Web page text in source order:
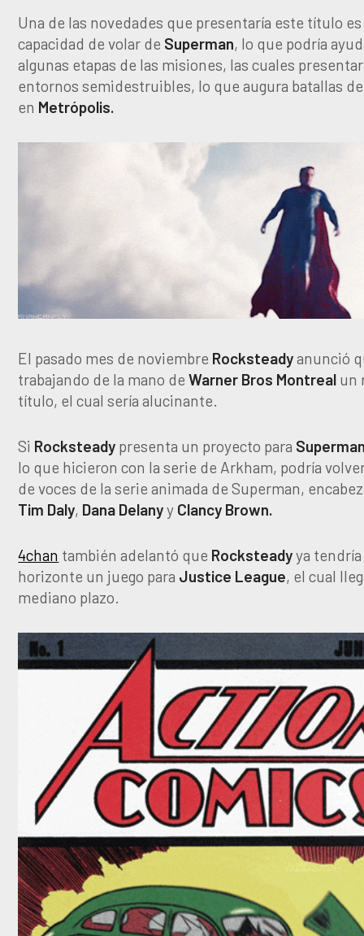
Una de las novedades que presentaría este título
capacidad de volar de Superman, lo que podría
algunas etapas de las misiones, las cuales
entornos semidestruibles, lo que augura batallas
en Metrópolis.
El pasado mes de noviembre Rocksteadyanunció
trabajando de la mano deWarner Bros Montreal un
título, el cual sería alucinante.
Si Rocksteady presenta un proyecto para
lo que hicieron con la serie de Arkham, podría
de voces de la serie animada de Superman,
Tim Daly, Dana Delanyy Clancy Brown.
4chan también adelantó que Rocksteadyya
horizonte un juego para Justice League, el cual
mediano plazo.